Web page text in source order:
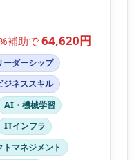
補助で 64,620円
ーダーシップ
ジネススキル
AI・機械学習
ITインフラ
トマネジメント